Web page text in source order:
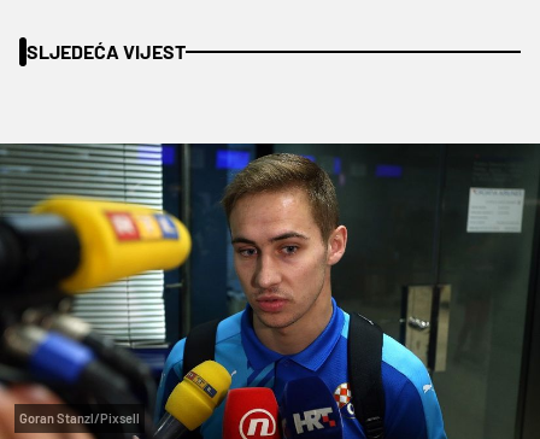
SLJEDEĆA VIJEST
Goran Stanzl/Pixsell